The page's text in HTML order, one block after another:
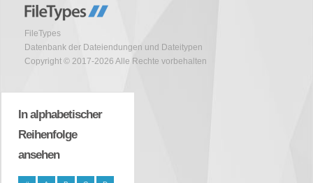
FileTypes
Datenbank der Dateiendungen und Dateitypen
Copyright © 2017-2026 Alle Rechte vorbehalten
In alphabetischer
Reihenfolge
ansehen